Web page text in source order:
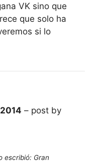
VK sino que
que solo ha
si lo
– post by
escribió: Gran